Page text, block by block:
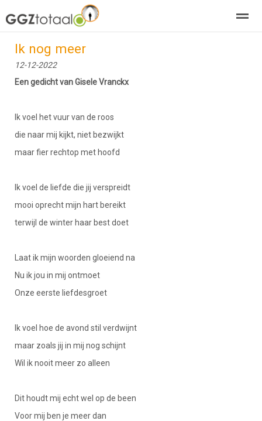
over GGZTotaal
Ik nog meer
12-12-2022
Een gedicht van Gisele Vranckx
Ik voel het vuur van de roos
die naar mij kijkt, niet bezwijkt
maar fier rechtop met hoofd
Ik voel de liefde die jij verspreidt
mooi oprecht mijn hart bereikt
terwijl de winter haar best doet
Laat ik mijn woorden gloeiend na
Nu ik jou in mij ontmoet
Onze eerste liefdesgroet
Ik voel hoe de avond stil verdwijnt
maar zoals jij in mij nog schijnt
Wil ik nooit meer zo alleen
Dit houdt mij echt wel op de been
Voor mij ben je meer dan